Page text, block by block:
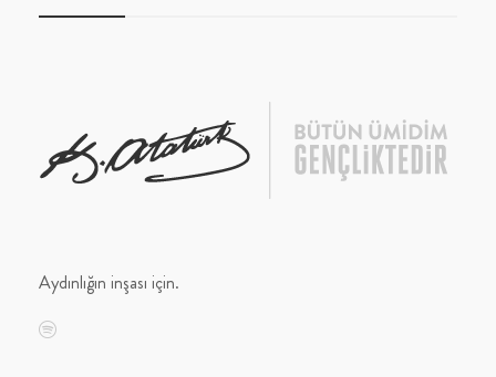
Aydınlığın inşası için.